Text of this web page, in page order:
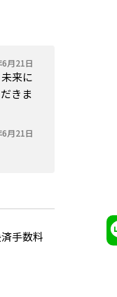
月21日
来に
きま
月21日
手数料